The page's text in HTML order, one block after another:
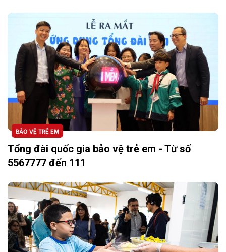
BẢO VỆ TRẺ EM
Tổng đài quốc gia bảo vệ trẻ em - Từ số
5567777 đến 111